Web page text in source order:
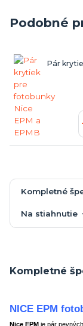
Podobné
Pár
Kompletné
Na stiahnutie
Kompletné
NICE EPM
Nice EPM je pár